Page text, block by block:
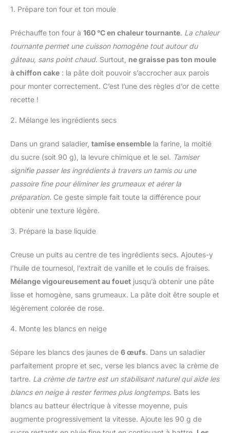
1. Prépare ton four et ton moule
Préchauffe ton four à 160 °C en chaleur tournante. La chaleur
tournante permet une cuisson homogène tout autour du
gâteau, sans point chaud. Surtout, ne graisse pas ton moule
à chiffon cake : la pâte doit pouvoir s’accrocher aux parois
pour monter correctement. C’est l’une des règles d’or de cette
recette !
2. Mélange les ingrédients secs
Dans un grand saladier, tamise ensemble la farine, la moitié
du sucre (soit 90 g), la levure chimique et le sel. Tamiser
signifie passer les ingrédients à travers un tamis ou une
passoire fine pour éliminer les grumeaux et aérer la
préparation. Ce geste simple fait toute la différence pour
obtenir une texture légère.
3. Prépare la base liquide
Creuse un puits au centre de tes ingrédients secs. Ajoutes-y
l’huile de tournesol, l’extrait de vanille et le coulis de fraises.
Mélange vigoureusement au fouet jusqu’à obtenir une pâte
lisse et homogène, sans grumeaux. La pâte doit être souple et
légèrement colorée de rose.
4. Monte les blancs en neige
Sépare les blancs des jaunes de 6 œufs. Dans un saladier
parfaitement propre et sec, verse les blancs avec la crème de
tartre. La crème de tartre est un stabilisant naturel qui aide les
blancs en neige à rester fermes plus longtemps. Bats les
blancs au batteur électrique à vitesse moyenne, puis
augmente progressivement la vitesse. Ajoute les 90 g de